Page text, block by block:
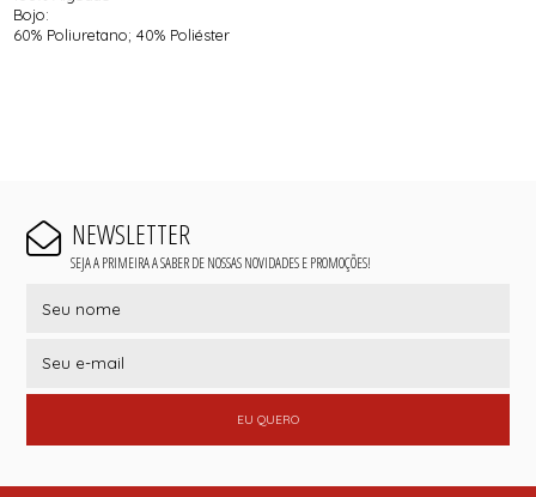
Bojo:
60% Poliuretano; 40% Poliéster
NEWSLETTER
SEJA A PRIMEIRA A SABER DE NOSSAS NOVIDADES E PROMOÇÕES!
EU QUERO